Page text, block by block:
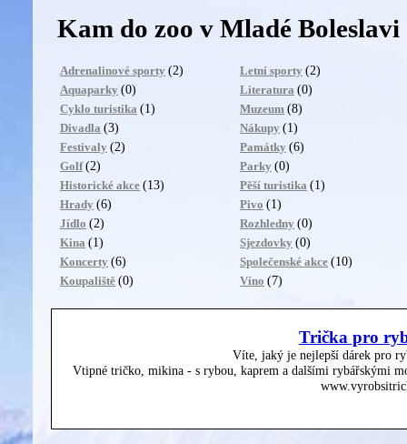
Kam do zoo v Mladé Boleslavi
Adrenalinové sporty (2)
Aquaparky (0)
Cyklo turistika (1)
Divadla (3)
Festivaly (2)
Golf (2)
Historické akce (13)
Hrady (6)
Jídlo (2)
Kina (1)
Koncerty (6)
Koupaliště (0)
Letní sporty (2)
Literatura (0)
Muzeum (8)
Nákupy (1)
Památky (6)
Parky (0)
Pěší turistika (1)
Pivo (1)
Rozhledny (0)
Sjezdovky (0)
Společenské akce (10)
Víno (7)
Trička pro
Víte, jaký je nejlepší dárek pro
Vtipné tričko, mikina - s rybou, kaprem a dalšími rybářskými